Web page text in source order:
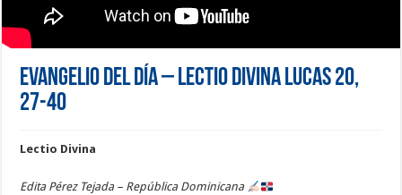
Evangelio del día – Lectio Divina Lucas 20,
27-40
Lectio Divina
Edita Pérez Tejada – República Dominicana